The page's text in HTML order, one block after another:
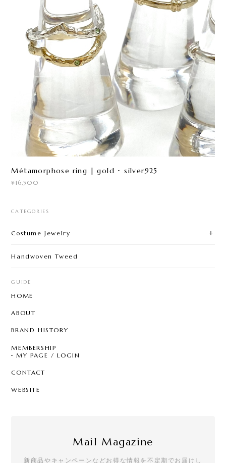
Métamorphose ring | gold ･ silver925
¥16,500
CATEGORIES
Costume Jewelry
Handwoven Tweed
GUIDE
HOME
ABOUT
BRAND HISTORY
MEMBERSHIP
MY PAGE / LOGIN
CONTACT
WEBSITE
Mail Magazine
新商品やキャンペーンなどお得な情報を不定期でお届けし